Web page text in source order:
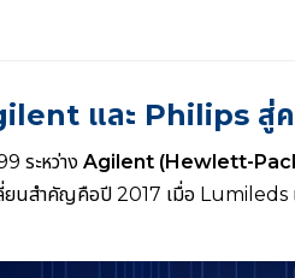
และ Philips สู่
ระหว่าง Agilent (Hewlett-
สำคัญคือปี 2017 เมื่อ Lumileds